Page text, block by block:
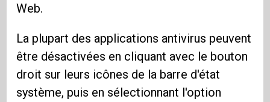
Web.
La plupart des applications antivirus peuvent
être désactivées en cliquant avec le bouton
droit sur leurs icônes de la barre d'état
système, puis en sélectionnant l'option